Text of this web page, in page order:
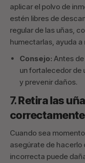
aplicar el polvo de
estén libres de
regular de las uñas,
humectarlas, ayuda a
Consejo: Antes
un fortalecedor de
y prevenir daños.
7.Retira las
correctamente
Cuando sea
asegúrate de hacerlo
incorrecta puede